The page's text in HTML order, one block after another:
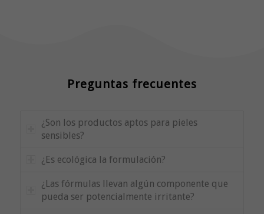
Preguntas frecuentes
¿Son los productos aptos para pieles
sensibles?
¿Es ecológica la formulación?
¿Las fórmulas llevan algún componente que
pueda ser potencialmente irritante?